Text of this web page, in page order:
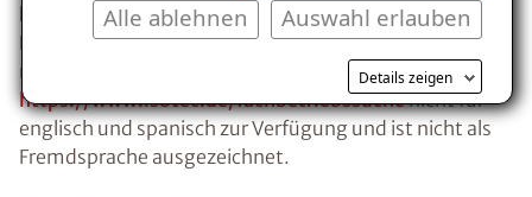
Auswahl erlauben
Alle ablehnen
Details zeigen
https://www.isotec.de/es/company-details die
Erklärung steht nur auf Englisch zur Verfügung und ist
nicht als Fremdsprache ausgezeichnet.
https://www.isotec.de/fachbetriebssuchenicht für
englisch und spanisch zur Verfügung und ist nicht als
Fremdsprache ausgezeichnet.